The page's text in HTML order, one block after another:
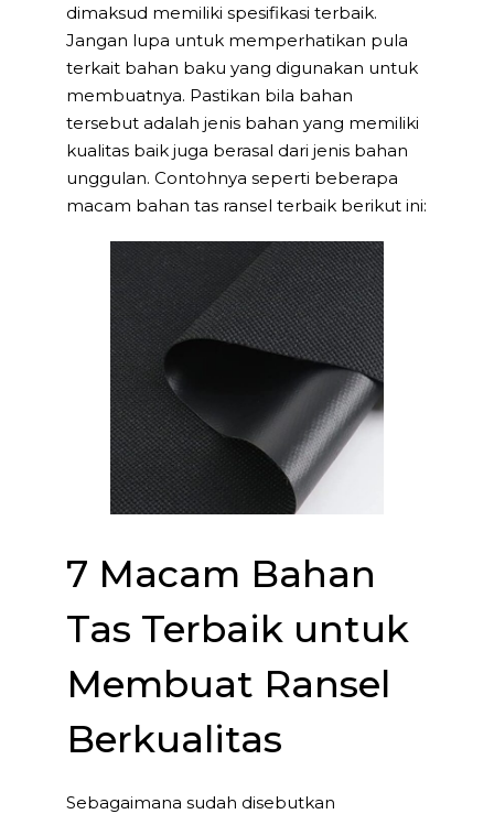
dimaksud memiliki spesifikasi terbaik.
Jangan lupa untuk memperhatikan pula
terkait bahan baku yang digunakan untuk
membuatnya. Pastikan bila bahan
tersebut adalah jenis bahan yang memiliki
kualitas baik juga berasal dari jenis bahan
unggulan. Contohnya seperti beberapa
macam bahan tas ransel terbaik berikut ini:
7 Macam Bahan
Tas Terbaik untuk
Membuat Ransel
Berkualitas
Sebagaimana sudah disebutkan